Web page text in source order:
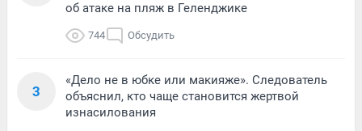
об атаке на пляж в Геленджике
744 Обсудить
3
«Дело не в юбке или макияже». Следователь
объяснил, кто чаще становится жертвой
изнасилования